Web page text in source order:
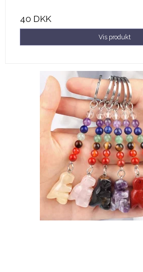
40 DKK
Vis produkt